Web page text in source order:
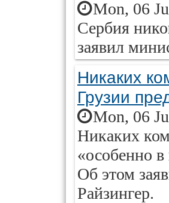
Mon, 06
Сербия
заявил
Никаких
Грузии
Mon, 06
Никаких
«особенно
Об этом
Райзингер.